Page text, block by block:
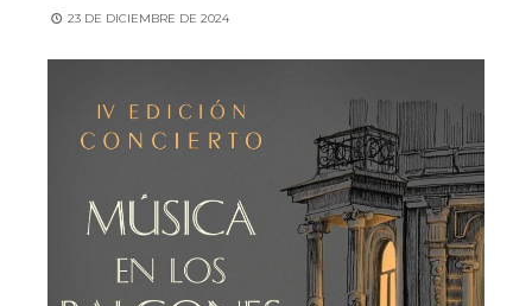
23 DE DICIEMBRE DE 2024